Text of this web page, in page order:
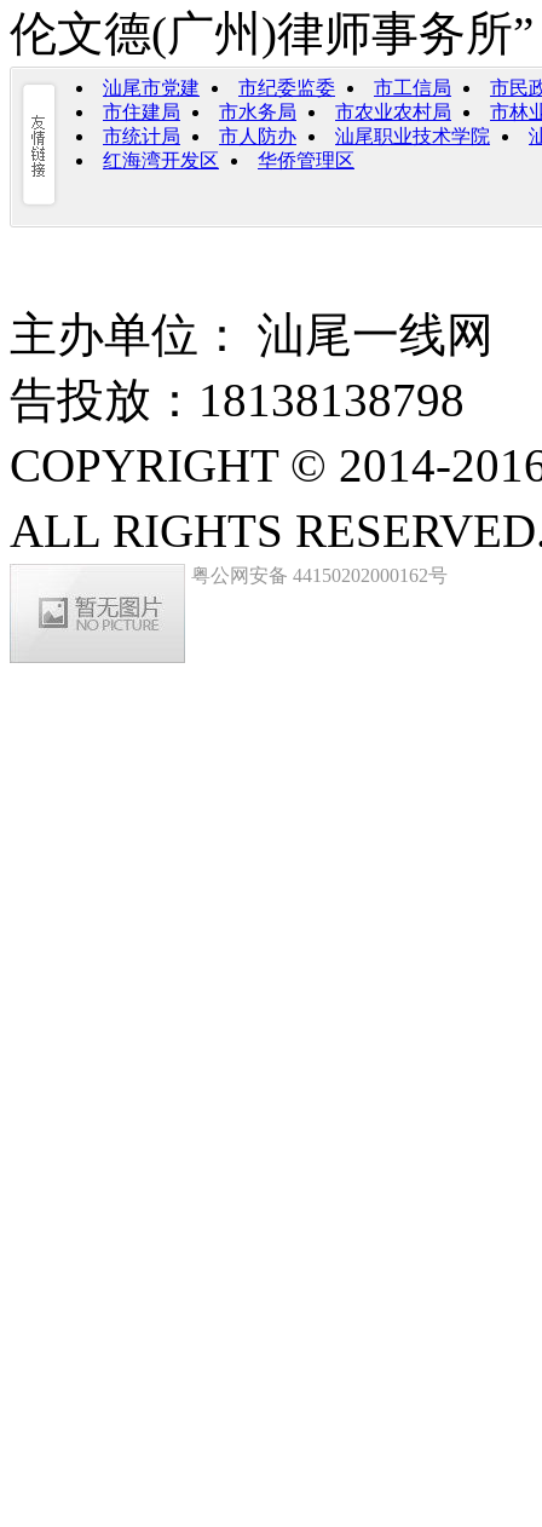
伦文德(广州)律师事务所”
汕尾市党建 市纪委监委 市工信局
市民
市住建局
市水务局 市农业农村局
市林
市统计局
市人防办 汕尾职业技术学院
红海湾开发区
华侨管理区
主办单位： 汕尾一线网
告投放：18138138798
COPYRIGHT © 2014-
ALL RIGHTS
粤公网安备 44150202000162号